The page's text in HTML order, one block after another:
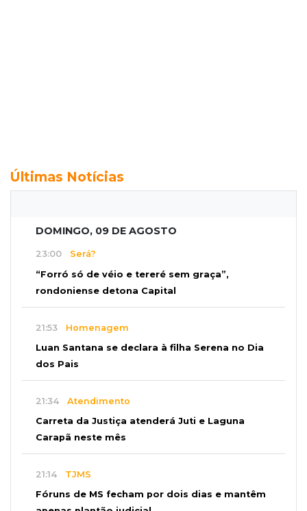
Últimas Notícias
DOMINGO, 09 DE AGOSTO
23:00 Será?
“Forró só de véio e tereré sem graça”,
rondoniense detona Capital
21:53 Homenagem
Luan Santana se declara à filha Serena no Dia
dos Pais
21:34 Atendimento
Carreta da Justiça atenderá Juti e Laguna
Carapã neste mês
21:14 TJMS
Fóruns de MS fecham por dois dias e mantêm